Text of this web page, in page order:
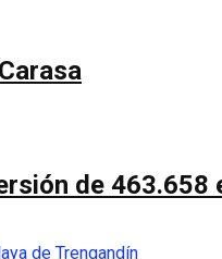
de 463.658